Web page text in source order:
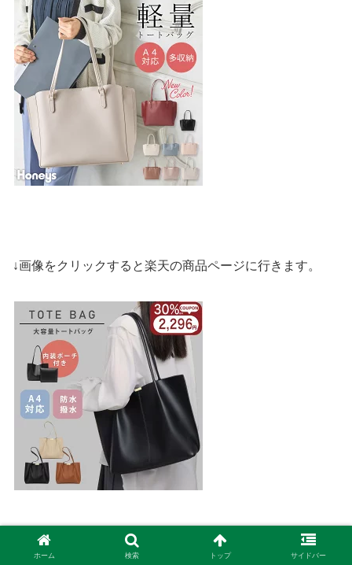
↓画像をクリックすると楽天の商品ページに行きます。
ホーム 検索 トップ サイドバー